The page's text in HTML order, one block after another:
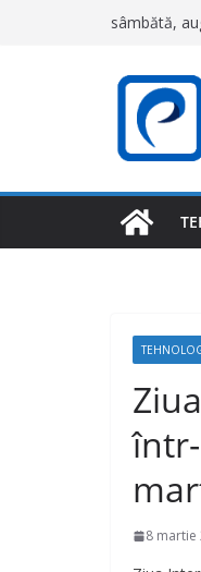
sâmbătă,
8 martie